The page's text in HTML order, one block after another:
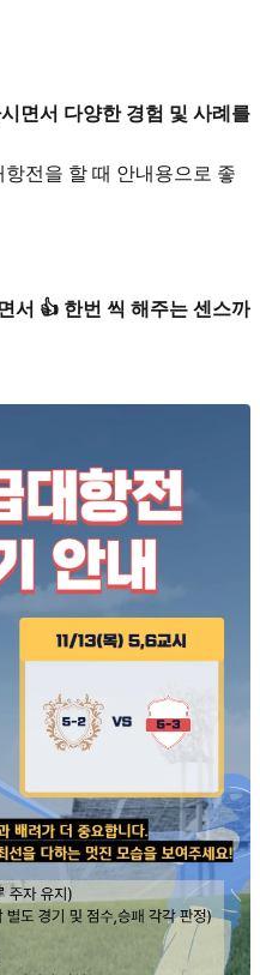
면서 다양한 경험 및 사례를
전을 할 때 안내용으로 좋
서 👍 한번 씩 해주는 센스까